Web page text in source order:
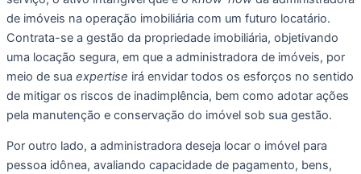
de imóveis na operação imobiliária com um futuro locatário.
Contrata-se a gestão da propriedade imobiliária, objetivando
uma locação segura, em que a administradora de imóveis, por
meio de sua expertise irá envidar todos os esforços no sentido
de mitigar os riscos de inadimplência, bem como adotar ações
pela manutenção e conservação do imóvel sob sua gestão.
Por outro lado, a administradora deseja locar o imóvel para
pessoa idônea, avaliando capacidade de pagamento, bens,